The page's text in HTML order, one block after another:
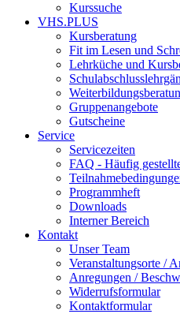
Kurssuche
VHS.PLUS
Kursberatung
Fit im Lesen und
Lehrküche und
Gruppenangebote
Gutscheine
Service
Servicezeiten
FAQ - Häufig
Programmheft
Downloads
Interner Bereich
Kontakt
Unser Team
Veranstaltungsorte /
Anregungen /
Widerrufsformular
Kontaktformular